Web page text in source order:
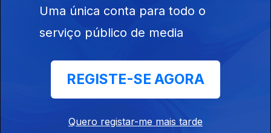
03 jul. 2026
Superstição
02 jul. 2026
Uma única conta para todo o
serviço público de media
REGISTE-SE AGORA
Quero registar-me mais tarde